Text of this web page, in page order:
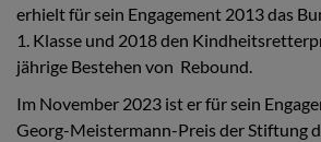
erhielt für sein Engagement 2013 das
1. Klasse und 2018 den
jährige Bestehen von Rebound.
Im November 2023 ist er für sein
Georg-Meistermann-Preis der Stiftung